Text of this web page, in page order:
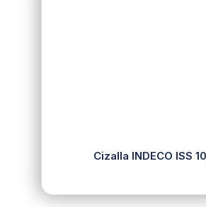
Cizalla INDECO ISS